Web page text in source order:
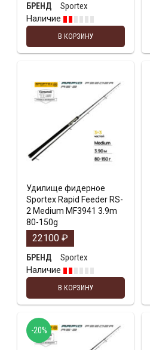
БРЕНД
Sportex
Наличие
В КОРЗИНУ
Удилище фидерное
Sportex Rapid Feeder RS-
2 Medium MF3941 3.9m
80-150g
22100 ₽
БРЕНД
Sportex
Наличие
В КОРЗИНУ
-20%